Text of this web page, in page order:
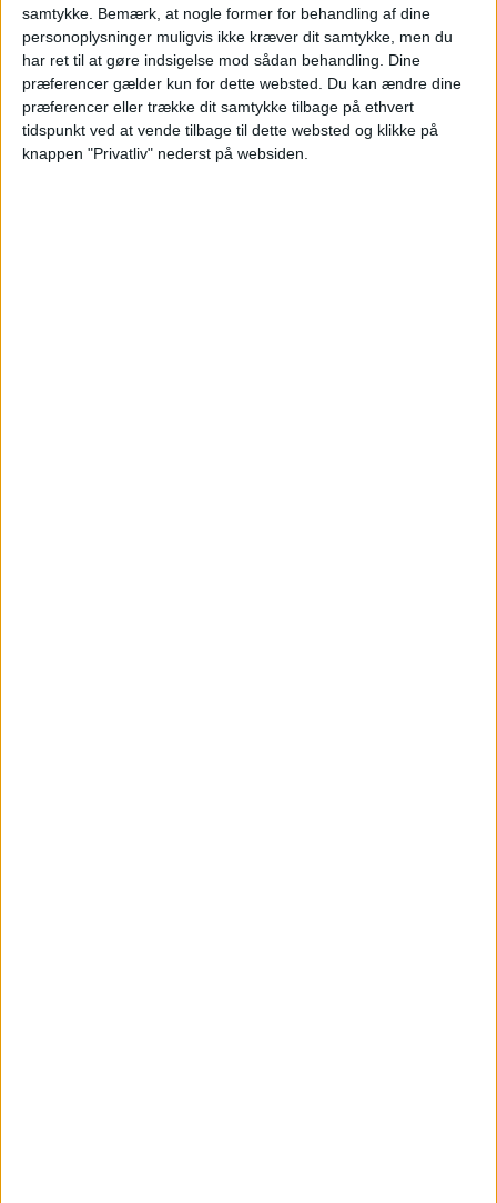
samtykke. Bemærk, at nogle former for behandling af dine
personoplysninger muligvis ikke kræver dit samtykke, men du
har ret til at gøre indsigelse mod sådan behandling. Dine
præferencer gælder kun for dette websted. Du kan ændre dine
præferencer eller trække dit samtykke tilbage på ethvert
tidspunkt ved at vende tilbage til dette websted og klikke på
knappen "Privatliv" nederst på websiden.
U25 15 16 17 18 19 20 21
U26 22 23 24 25 26 27 28
29 30